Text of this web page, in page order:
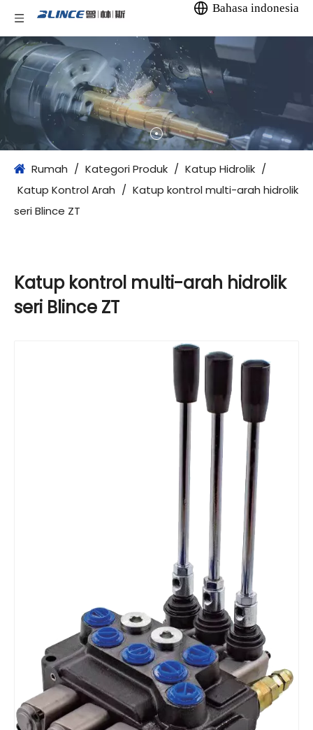
Bahasa indonesia
Rumah / Kategori Produk / Katup Hidrolik /
Katup Kontrol Arah / Katup kontrol multi-arah hidrolik
seri Blince ZT
Katup kontrol multi-arah hidrolik
seri Blince ZT